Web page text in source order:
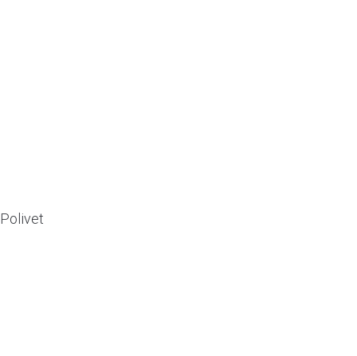
Polivet